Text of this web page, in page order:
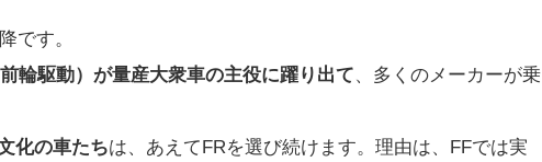
です。
輪駆動）が量産大衆車の主役に躍り出て 、多くのメーカーが乗
化の車たちは、あえてFRを選び続けます。理由は、FFでは実